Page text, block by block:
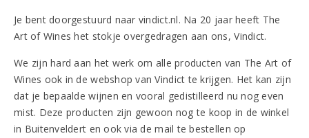
Uitstekende maaltijdrosé: bij vis, pastaschotels of gevogelte.
Op dronk in het jaar na de oogst, gemakkelijk tot vier jaar
houdbaar.
Momenteel niet leverbaar
26,35
Je bent doorgestuurd naar vindict.nl. Na 20 jaar heeft The
Art of Wines het stokje overgedragen aan ons, Vindict.
We zijn hard aan het werk om alle producten van The Art of
Wines ook in de webshop van Vindict te krijgen. Het kan zijn
dat je bepaalde wijnen en vooral gedistilleerd nu nog even
mist. Deze producten zijn gewoon nog te koop in de winkel
in Buitenveldert en ook via de mail te bestellen op